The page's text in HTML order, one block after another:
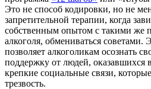
Это не способ кодировки, но не
запретительной терапии, когда
собственным опытом с такими же
алкоголя, обмениваться советами.
позволяет алкоголикам осознать
поддержку от людей, оказавшихся
крепкие социальные связи,
трезвость.